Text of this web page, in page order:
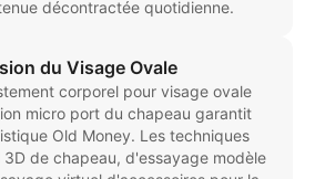
décontractée quotidienne.
du Visage Ovale
corporel pour visage ovale
micro port du chapeau garantit
Old Money. Les techniques
de chapeau, d'essayage modèle